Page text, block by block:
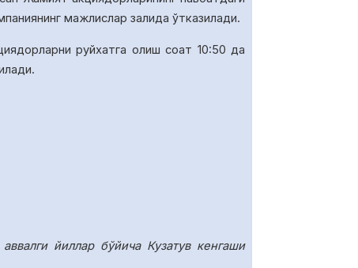
мажлислар залида ўтказилади.
руйхатга олиш соат 10:50да
йиллар бўйича Кузатув кенгаши